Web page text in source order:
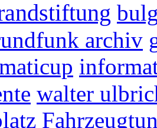
archiv
walter